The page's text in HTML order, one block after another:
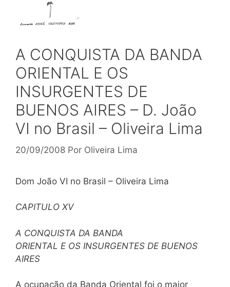
A CONQUISTA DA BANDA
ORIENTAL E OS
INSURGENTES DE
BUENOS AIRES – D. João
VI no Brasil – Oliveira Lima
20/09/2008 Por Oliveira Lima
Dom João VI no Brasil – Oliveira Lima
CAPITULO XV
A CONQUISTA DA BANDA
ORIENTAL E OS INSURGENTES DE BUENOS
AIRES
A ocupação da Banda Oriental foi o maior